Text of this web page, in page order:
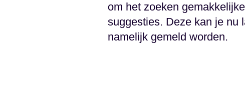
om het zoeken
suggesties. Deze kan je nu
namelijk gemeld worden.